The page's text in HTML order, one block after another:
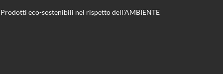
Prodotti eco-sostenibili nel rispetto dell'AMBIENTE